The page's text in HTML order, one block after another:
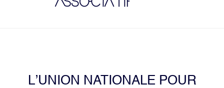
L’UNION NATIONALE POUR